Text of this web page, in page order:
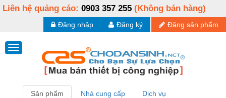
Liên hệ quảng cáo: 0903 357 255 (Không bán hàng)
Đăng sản phẩm
Đăng ký
Đăng nhập
Sản phẩm Nhà cung cấp Dịch vụ